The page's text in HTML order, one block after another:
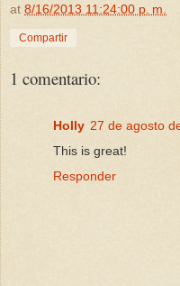
at 8/16/2013 11:24:00 p. m.
Compartir
1 comentario:
Holly 27 de agosto
This is great!
Responder